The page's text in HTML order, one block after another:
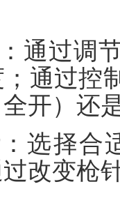
通过调
通过控
开）还
：选择合
改变枪